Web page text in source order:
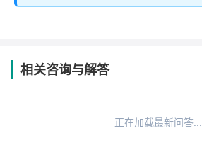
相关咨询与解答
正在加载最新问答...